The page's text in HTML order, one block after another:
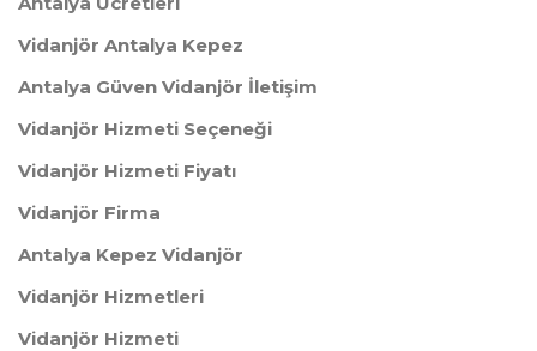
Vidanjör Antalya Kepez
Antalya Güven Vidanjör İletişim
Vidanjör Hizmeti Seçeneği
Vidanjör Hizmeti Fiyatı
Vidanjör Firma
Antalya Kepez Vidanjör
Vidanjör Hizmetleri
Vidanjör Hizmeti